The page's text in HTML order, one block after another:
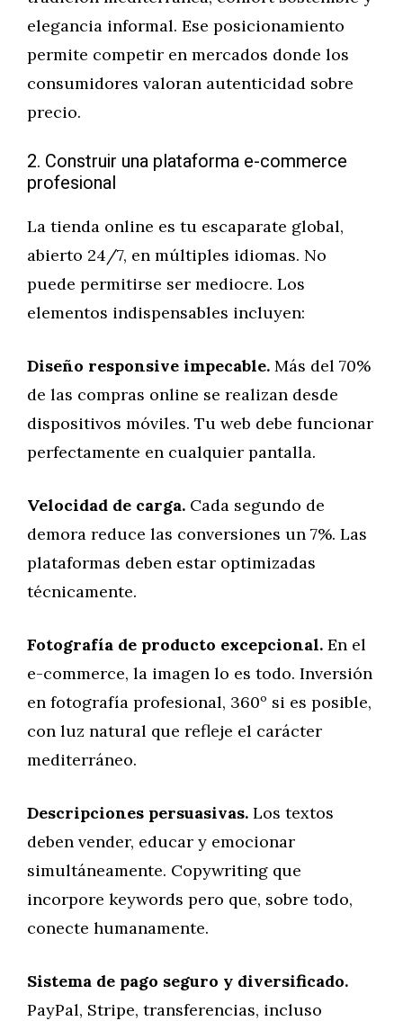
elegancia informal. Ese posicionamiento
permite competir en mercados donde los
consumidores valoran autenticidad sobre
precio.
2. Construir una plataforma e-commerce
profesional
La tienda online es tu escaparate global,
abierto 24/7, en múltiples idiomas. No
puede permitirse ser mediocre. Los
elementos indispensables incluyen:
Diseño responsive impecable. Más del 70%
de las compras online se realizan desde
dispositivos móviles. Tu web debe funcionar
perfectamente en cualquier pantalla.
Velocidad de carga. Cada segundo de
demora reduce las conversiones un 7%. Las
plataformas deben estar optimizadas
técnicamente.
Fotografía de producto excepcional. En el
e-commerce, la imagen lo es todo. Inversión
en fotografía profesional, 360º si es posible,
con luz natural que refleje el carácter
mediterráneo.
Descripciones persuasivas. Los textos
deben vender, educar y emocionar
simultáneamente. Copywriting que
incorpore keywords pero que, sobre todo,
conecte humanamente.
Sistema de pago seguro y diversificado.
PayPal, Stripe, transferencias, incluso